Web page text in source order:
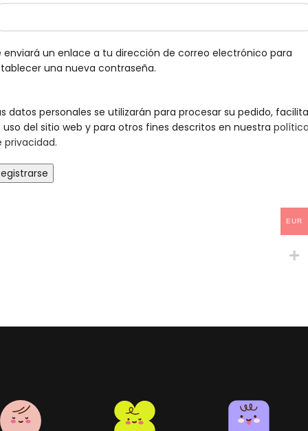
enviará un enlace a tu dirección de correo electrónico para
una nueva contraseña.
datos personales se utilizarán para procesar su pedido,
uso del sitio web y para otros fines descritos en nuestra
privacidad.
EUR